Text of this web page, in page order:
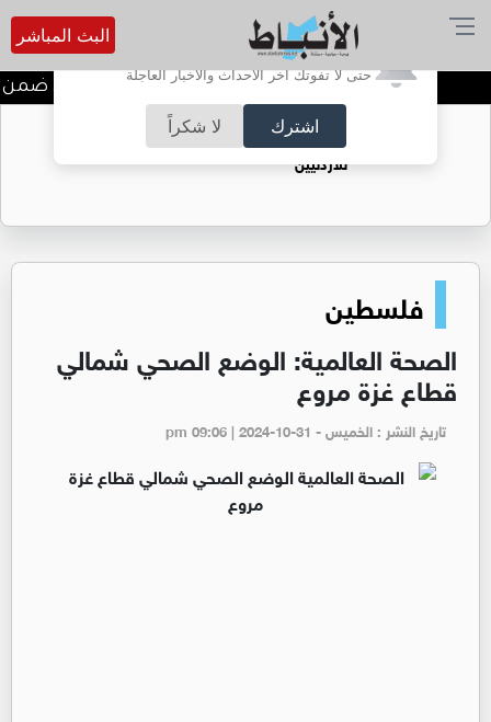
أترغب في تفعيل الإشعارات؟
حتى لا تفوتك آخر الأحداث والأخبار العاجلة
اشترك لا شكراً
البث المباشر
ندوة تعاين التراث الأردني ضمن
حقل الريشة حين يتحول الغاز إلى فرص عمل
للأردنيين
فلسطين
الصحة العالمية: الوضع الصحي شمالي
قطاع غزة مروع
تاريخ النشر : الخميس - pm 09:06 | 2024-10-31